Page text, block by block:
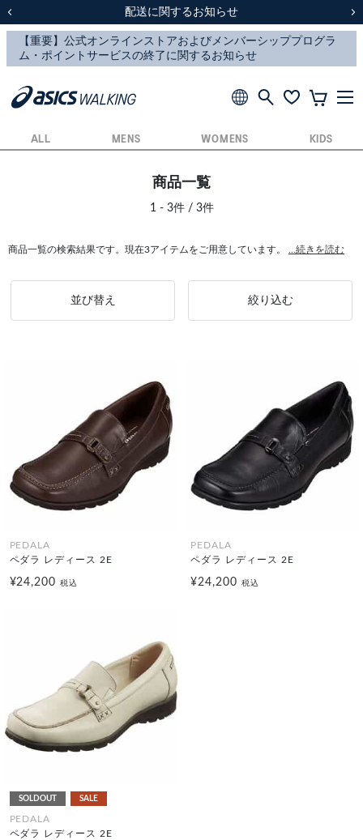
スクスク（SUKU2）価格改定のお知らせ
配送に関するお知らせ
スクスク（SUKU2）価格改定のお知らせ
配送に関するお知らせ
ALL MENS WOMENS KIDS
商品一覧
1 - 3件 / 3件
商品一覧の検索結果です。現在3アイテムをご用意しています。 ...続きを読む
並び替え 絞り込む
PEDALA
ペダラ レディース 2E
¥24,200税込
PEDALA
ペダラ レディース 2E
¥24,200 税込
SOLDOUT SALE
PEDALA
ペダラ レディース 2E